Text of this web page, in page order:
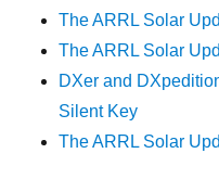
The ARRL Solar
The ARRL Solar
DXer and
Silent Key
The ARRL Solar